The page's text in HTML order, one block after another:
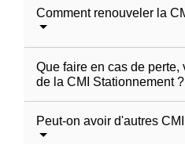
Comment renouveler la
Que faire en cas de perte,
de la CMI Stationnement ?
Peut-on avoir d'autres